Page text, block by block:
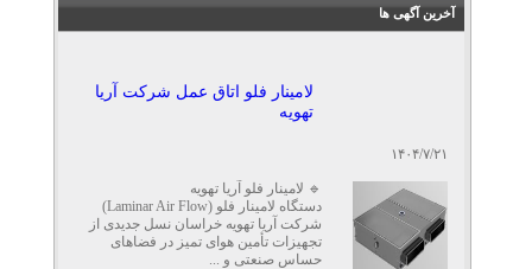
آخرین آگهی ها
۱۴۰۴/۷/۲۱
لامینار فلو اتاق عمل شرکت آریا
تهویه
🔹 لامینار فلو آریا تهویه
دستگاه لامینار فلو (Laminar Air Flow)
شرکت آریا تهویه خراسان نسل جدیدی از
تجهیزات تأمین هوای تمیز در فضاهای
حساس صنعتی و ...